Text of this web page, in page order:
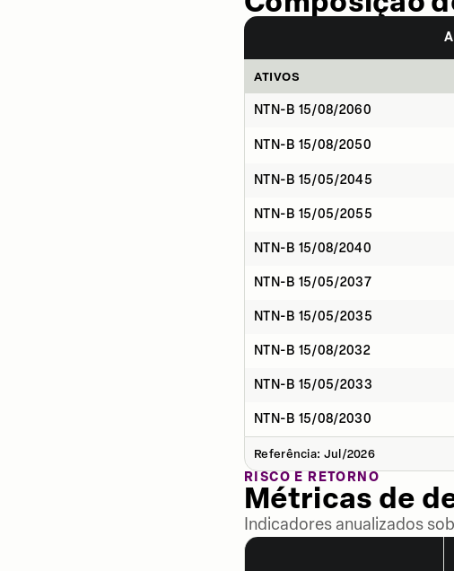
ATIVOS
NTN-B 15/08/2060
NTN-B 15/08/2050
NTN-B 15/05/2045
NTN-B 15/05/2055
NTN-B 15/08/2040
NTN-B 15/05/2037
NTN-B 15/05/2035
NTN-B 15/08/2032
NTN-B 15/05/2033
NTN-B 15/08/2030
Referência: Jul/2026
RISCO E RETORNO
Métricas de
Indicadores anualizados